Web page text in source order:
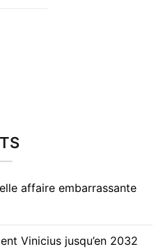
affaire embarrassante
Vinicius jusqu’en 2032